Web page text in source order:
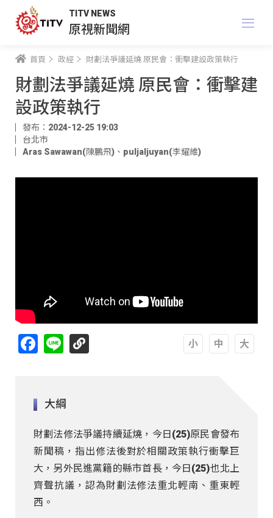
TITV NEWS
原視新聞網
首頁 政經 財劃法爭議延燒 原民會：衝擊建設政策執行
財劃法爭議延燒 原民會：衝擊建
設政策執行
發布：2024-12-25 19:03
台北市
Aras Sawawan(陳鵬飛) 、 puljaljuyan(李耀維)
Facebook
Line
大綱
財劃法修法爭議持續延燒，今日(25)原民會發布
新聞稿，指出修法後對於相關政策執行衝擊巨
大，另外民進黨籍的縣市首長，今日(25)也北上
齊聲抗議，認為財劃法修法重北輕南、重東輕
西。